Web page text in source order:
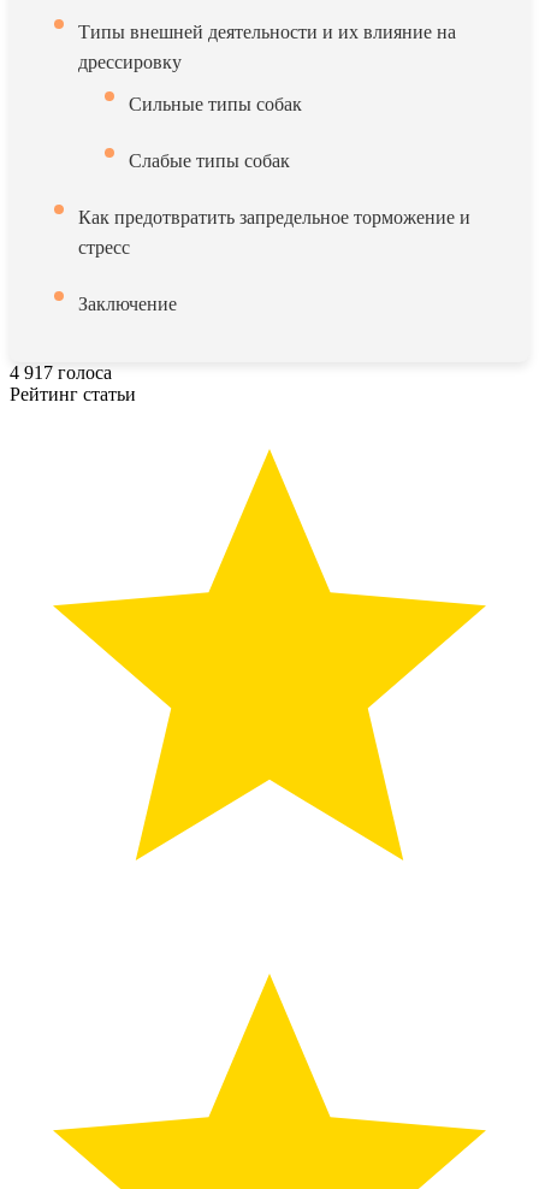
Типы внешней деятельности и их влияние на
дрессировку
Сильные типы собак
Слабые типы собак
Как предотвратить запредельное торможение и
стресс
Заключение
4 917 голоса
Рейтинг статьи